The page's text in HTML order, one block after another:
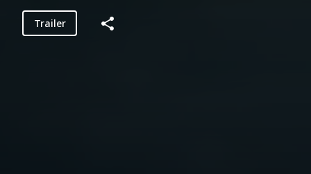
Trailer